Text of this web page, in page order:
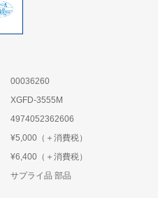
00036260
XGFD-3555M
4974052362606
¥5,000（＋消費税）
¥6,400（＋消費税）
サプライ品 部品